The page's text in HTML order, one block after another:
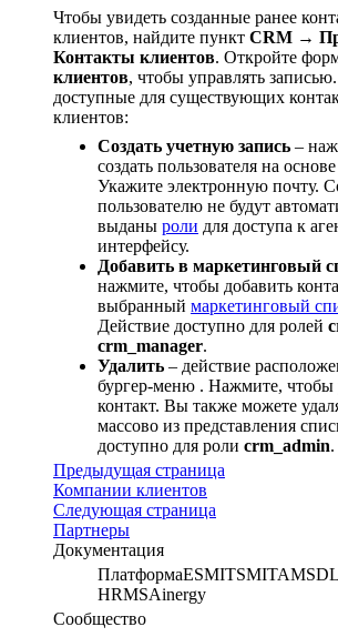
Чтобы увидеть созданные ранее
клиентов, найдите пункт CRM →
Контакты клиентов. Откройте
клиентов, чтобы управлять
доступные для существующих
клиентов:
Создать учетную запись –
создать пользователя на
Укажите электронную почту.
пользователю не будут
выданы роли для доступа к
интерфейсу.
Добавить в маркетинговый
нажмите, чтобы добавить
выбранный маркетинговый
Действие доступно для ролей
crm_manager.
Удалить – действие
бургер-меню . Нажмите, чтобы
контакт. Вы также можете
массово из представления
доступно для роли crm_admin.
Предыдущая страница
Компании клиентов
Следующая страница
Партнеры
Документация
ПлатформаESMITSMITAM
HRMSAinergy
Сообщество